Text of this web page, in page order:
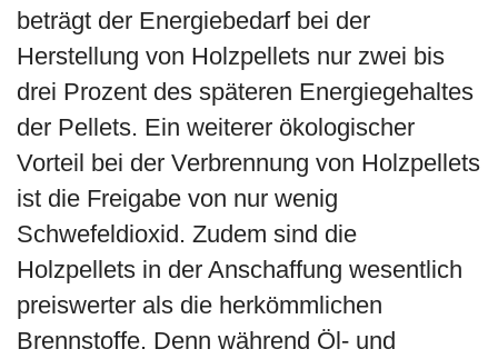
beträgt der Energiebedarf bei der
Herstellung von Holzpellets nur zwei bis
drei Prozent des späteren Energiegehaltes
der Pellets. Ein weiterer ökologischer
Vorteil bei der Verbrennung von Holzpellets
ist die Freigabe von nur wenig
Schwefeldioxid. Zudem sind die
Holzpellets in der Anschaffung wesentlich
preiswerter als die herkömmlichen
Brennstoffe. Denn während Öl- und